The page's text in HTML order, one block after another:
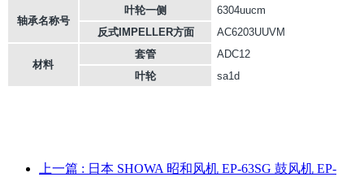
轴承名称号
叶轮一侧
6304uucm
反式IMPELLER方面
AC6203UUVM
材料
套管
ADC12
叶轮
sa1d
上一篇 : 日本 SHOWA 昭和风机 EP-63SG 鼓风机 EP-